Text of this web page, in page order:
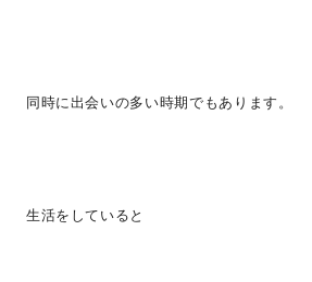
同時に出会いの多い時期でもあります。
生活をしていると